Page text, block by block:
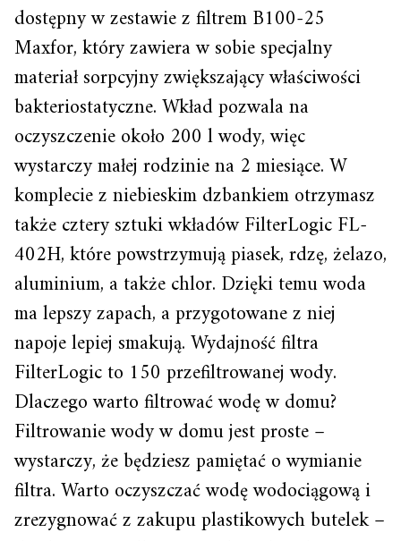
dostępny w zestawie z filtrem B100-25
Maxfor, który zawiera w sobie specjalny
materiał sorpcyjny zwiększający właściwości
bakteriostatyczne. Wkład pozwala na
oczyszczenie około 200 l wody, więc
wystarczy małej rodzinie na 2 miesiące. W
komplecie z niebieskim dzbankiem otrzymasz
także cztery sztuki wkładów FilterLogic FL-
402H, które powstrzymują piasek, rdzę, żelazo,
aluminium, a także chlor. Dzięki temu woda
ma lepszy zapach, a przygotowane z niej
napoje lepiej smakują. Wydajność filtra
FilterLogic to 150 przefiltrowanej wody.
Dlaczego warto filtrować wodę w domu?
Filtrowanie wody w domu jest proste –
wystarczy, że będziesz pamiętać o wymianie
filtra. Warto oczyszczać wodę wodociągową i
zrezygnować z zakupu plastikowych butelek –